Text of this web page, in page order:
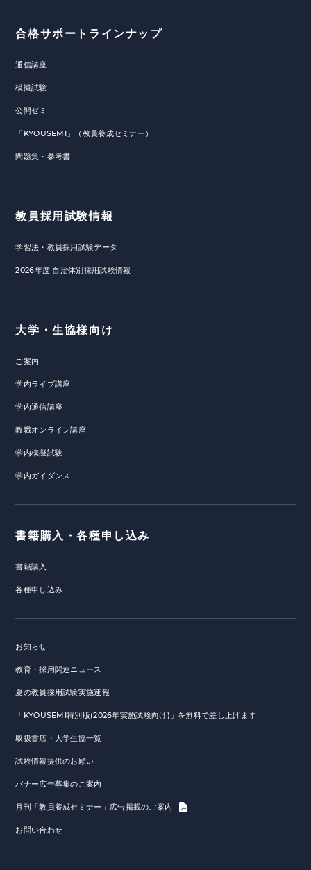
合格サポートラインナップ
通信講座
模擬試験
公開ゼミ
「KYOUSEMI」（教員養成セミナー）
問題集・参考書
教員採用試験情報
学習法・教員採用試験データ
2026年度 自治体別採用試験情報
大学・生協様向け
ご案内
学内ライブ講座
学内通信講座
教職オンライン講座
学内模擬試験
学内ガイダンス
書籍購入・各種申し込み
書籍購入
各種申し込み
お知らせ
教育・採用関連ニュース
夏の教員採用試験実施速報
「KYOUSEMI特別版(2026年実施試験向け)」を無料で差し上げます
取扱書店・大学生協一覧
試験情報提供のお願い
バナー広告募集のご案内
月刊「教員養成セミナー」広告掲載のご案内
お問い合わせ